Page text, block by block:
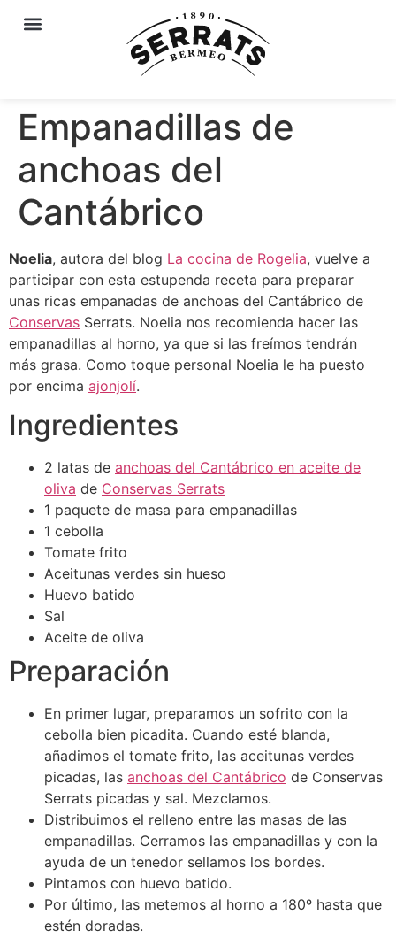
Empanadillas de
anchoas del
Cantábrico
Noelia, autora del blog La cocina de Rogelia, vuelve a
participar con esta estupenda receta para preparar
unas ricas empanadas de anchoas del Cantábrico de
Conservas Serrats. Noelia nos recomienda hacer las
empanadillas al horno, ya que si las freímos tendrán
más grasa. Como toque personal Noelia le ha puesto
por encima ajonjolí.
Ingredientes
2 latas de anchoas del Cantábrico en aceite de
oliva de Conservas Serrats
1 paquete de masa para empanadillas
1 cebolla
Tomate frito
Aceitunas verdes sin hueso
Huevo batido
Sal
Aceite de oliva
Preparación
En primer lugar, preparamos un sofrito con la
cebolla bien picadita. Cuando esté blanda,
añadimos el tomate frito, las aceitunas verdes
picadas, las anchoas del Cantábrico de Conservas
Serrats picadas y sal. Mezclamos.
Distribuimos el relleno entre las masas de las
empanadillas. Cerramos las empanadillas y con la
ayuda de un tenedor sellamos los bordes.
Pintamos con huevo batido.
Por último, las metemos al horno a 180º hasta que
estén doradas.